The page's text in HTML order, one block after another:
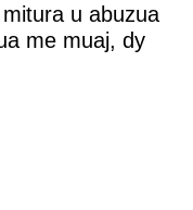
u abuzua
me muaj, dy